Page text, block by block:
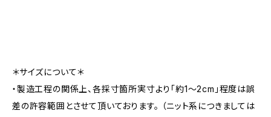
＊サイズについて＊
・製造工程の関係上、各採寸箇所実寸より「約1～2cm」程度は誤
差の許容範囲とさせて頂いております。 （ニット系につきましては